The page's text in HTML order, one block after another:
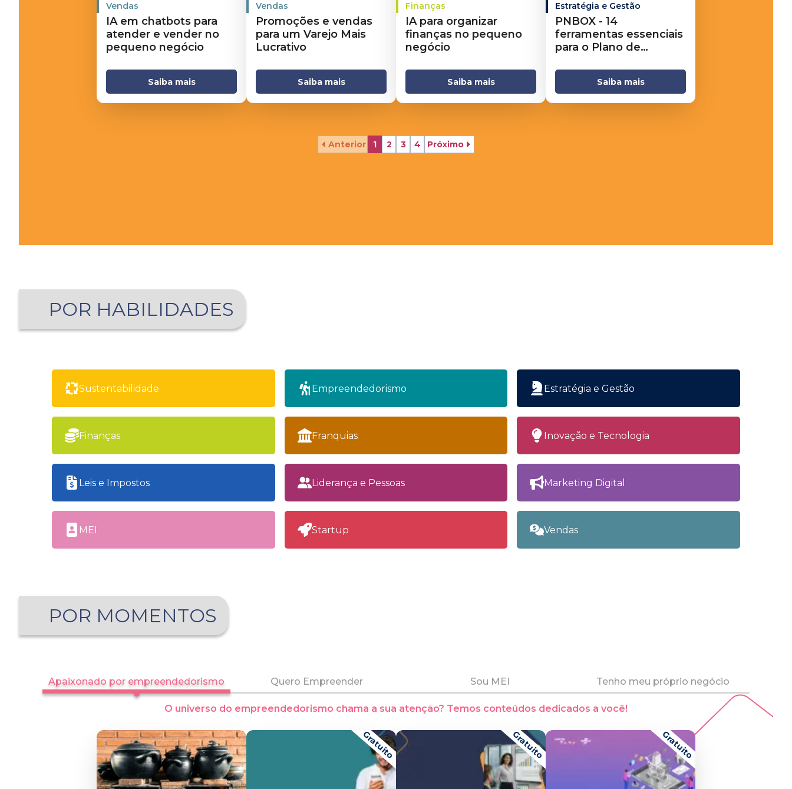
Vendas
IA em chatbots para
atender e vender no
pequeno negócio
Saiba mais
Vendas
Promoções e vendas
para um Varejo Mais
Lucrativo
Saiba mais
Finanças
IA para organizar
finanças no pequeno
negócio
Saiba mais
Estratégia e Gestão
PNBOX - 14
ferramentas essenciais
para o Plano de
Saiba mais
Anterior 1 2 3 4 Próximo
POR HABILIDADES
Sustentabilidade Empreendedorismo Estratégia e Gestão
Finanças Franquias Inovação e Tecnologia
Leis e Impostos Liderança e Pessoas Marketing Digital
MEI Startup Vendas
POR MOMENTOS
Apaixonado por empreendedorismo Quero Empreender Sou MEI Tenho meu próprio negócio
O universo do empreendedorismo chama a sua atenção? Temos conteúdos dedicados a você!
Gratuito Gratuito Gratuito